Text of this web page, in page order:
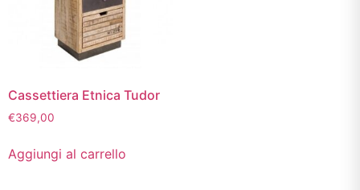
Cassettiera Etnica Tudor
€369,00
Aggiungi al carrello